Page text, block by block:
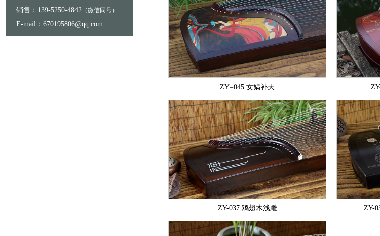
销售：139-5250-4842 （微信同号）
E-mail：670195806@qq.com
ZY=045 女娲补天
ZY-037 鸡翅木浅雕 ZY-